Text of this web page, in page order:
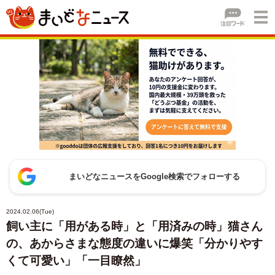
まいどなニュースをGoogle検索でフォローする
2024.02.06(Tue)
飼い主に「用がある時」と「用済みの時」猫さん
の、あからさまな態度の違いに爆笑「分かりやす
くて可愛い」「一目瞭然」